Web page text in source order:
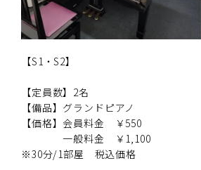
【S1・S2】
【定員数】2名
【備品】グランドピアノ
【価格】会員料金 ￥550
一般料金 ￥1,100
※30分/1部屋 税込価格